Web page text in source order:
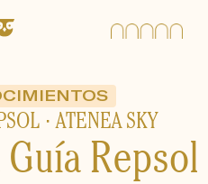
· ATENEA SKY
Repsol